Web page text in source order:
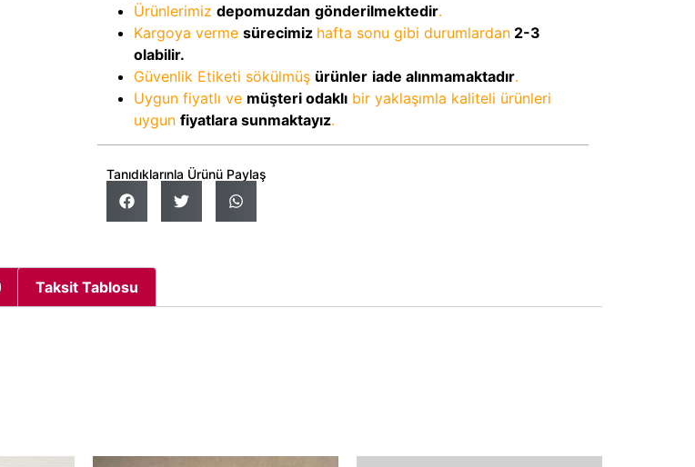
Ürünlerimiz depomuzdan gönderilmektedir.
Kargoya verme sürecimiz hafta sonu gibi durumlardan 2-3
olabilir.
Güvenlik Etiketi sökülmüş ürünler iade alınmamaktadır.
Uygun fiyatlı ve müşteri odaklı bir yaklaşımla kaliteli ürünleri
uygun fiyatlara sunmaktayız.
Tanıdıklarınla Ürünü Paylaş
Taksit Tablosu